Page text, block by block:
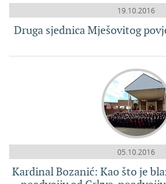
19.10.2016
Druga sjednica Mješovitog
05.10.2016
Kardinal Bozanić: Kao što je